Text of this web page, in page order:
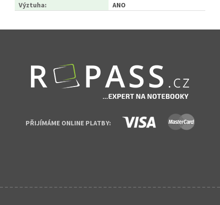
Výztuha: ANO
PŘIJÍMÁME ONLINE PLATBY: